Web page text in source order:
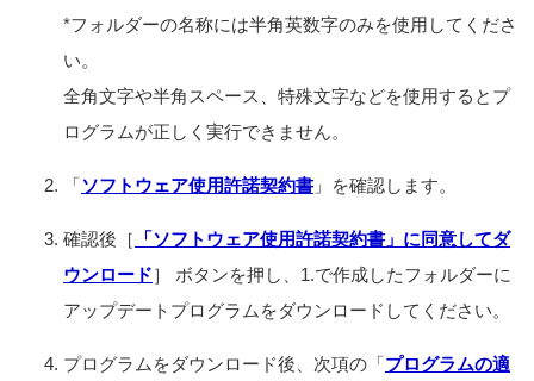
*フォルダーの名称には半角英数字のみを使用してくださ
い。
全角文字や半角スペース、特殊文字などを使用するとプ
ログラムが正しく実行できません。
「ソフトウェア使用許諾契約書 」を確認します。
確認後［
「ソフトウェア使用許諾契約書」に同意してダ
ウンロード］ ボタンを押し、1.で作成したフォルダーに
アップデートプログラムをダウンロードしてください。
プログラムをダウンロード後、次項の「プログラムの適